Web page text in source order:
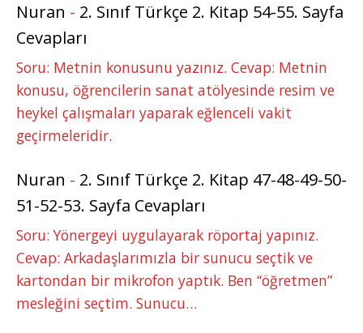
Nuran - 2. Sınıf Türkçe 2. Kitap 54-55. Sayfa
Cevapları
Soru: Metnin konusunu yazınız. Cevap: Metnin
konusu, öğrencilerin sanat atölyesinde resim ve
heykel çalışmaları yaparak eğlenceli vakit
geçirmeleridir.
Nuran - 2. Sınıf Türkçe 2. Kitap 47-48-49-50-
51-52-53. Sayfa Cevapları
Soru: Yönergeyi uygulayarak röportaj yapınız.
Cevap: Arkadaşlarımızla bir sunucu seçtik ve
kartondan bir mikrofon yaptık. Ben “öğretmen”
mesleğini seçtim. Sunucu…